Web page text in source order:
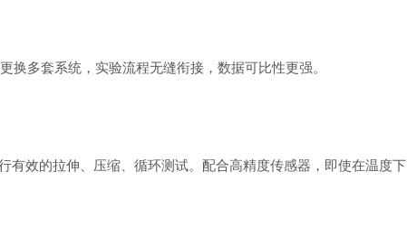
多套系统，实验流程无缝衔接，数据可比性更强。
有效的拉伸、压缩、循环测试。配合高精度传感器，即使在温度